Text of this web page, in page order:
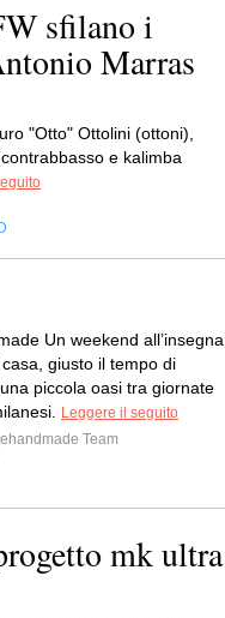
sfilano i
Marras
"Otto" Ottolini (ottoni),
e kalimba
Un weekend all’insegna
casa, giusto il tempo di
piccola oasi tra giornate
Leggere il seguito
Team
mk ultra